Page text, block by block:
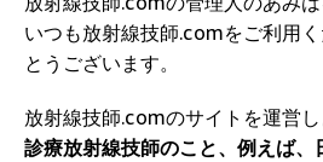
いつも放射線技師.comをご利用
とうございます。
放射線技師.comのサイトを運営し
診療放射線技師のこと、例えば、